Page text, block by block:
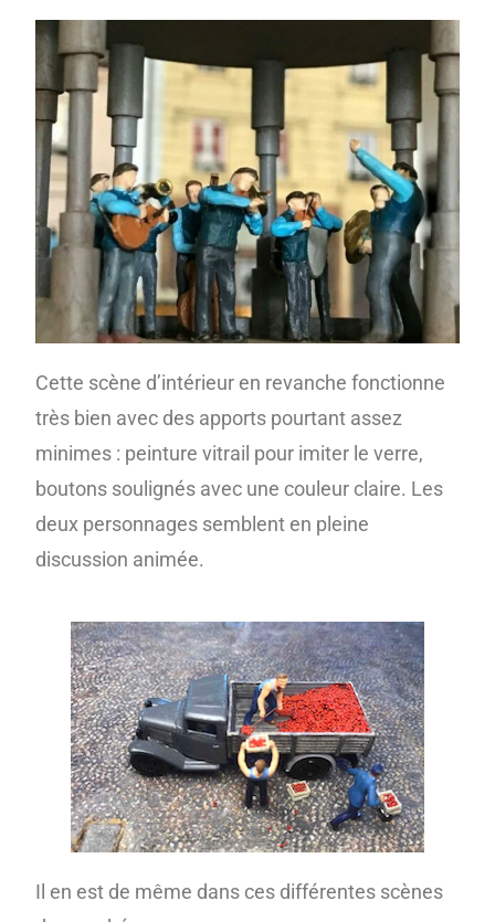
Cette scène d’intérieur en revanche fonctionne
très bien avec des apports pourtant assez
minimes : peinture vitrail pour imiter le verre,
boutons soulignés avec une couleur claire. Les
deux personnages semblent en pleine
discussion animée.
Il en est de même dans ces différentes scènes